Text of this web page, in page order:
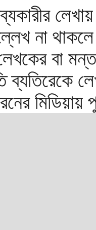
না
বা
ব্যতিরেকে
মিডিয়ায়